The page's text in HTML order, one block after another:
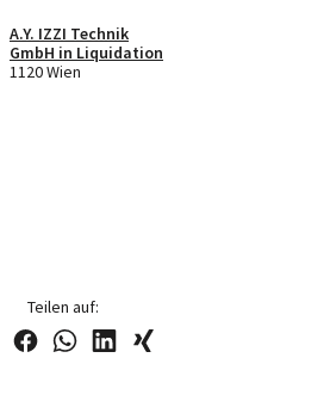
A.Y. IZZI Technik
GmbH in Liquidation
1120 Wien
Teilen auf: